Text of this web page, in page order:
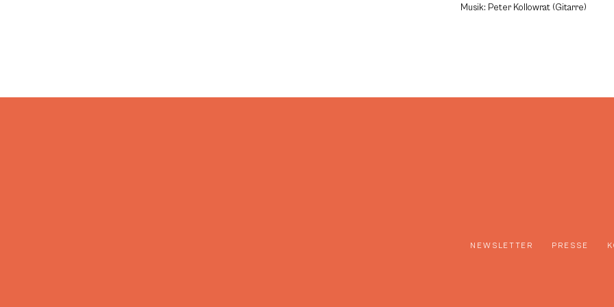
Musik: Peter Kollowrat (Gitarre)
NEWSLETTER PRESSE